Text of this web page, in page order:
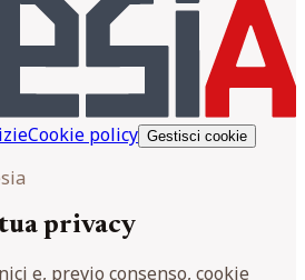
Cookie policy Gestisci cookie
privacy
e, previo consenso, cookie